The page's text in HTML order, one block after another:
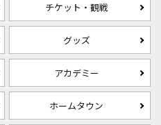
チケット・観戦
グッズ
アカデミー
ホームタウン